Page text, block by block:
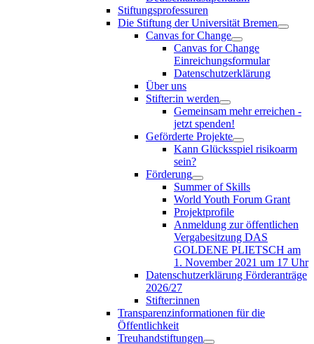
Stiftungsprofessuren
Die Stiftung der Universität Bremen
Canvas for Change
Canvas for Change
Einreichungsformular
Datenschutzerklärung
Über uns
Stifter:in werden
Gemeinsam mehr erreichen -
jetzt spenden!
Geförderte Projekte
Kann Glücksspiel risikoarm
sein?
Förderung
Summer of Skills
World Youth Forum Grant
Projektprofile
Anmeldung zur öffentlichen
Vergabesitzung DAS
GOLDENE PLIETSCH am
1. November 2021 um 17 Uhr
Datenschutzerklärung Förderanträge
2026/27
Stifter:innen
Transparenzinformationen für die
Öffentlichkeit
Treuhandstiftungen